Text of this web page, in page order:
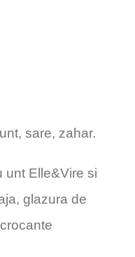
sare, zahar.
unt Elle&Vire si
glazura de